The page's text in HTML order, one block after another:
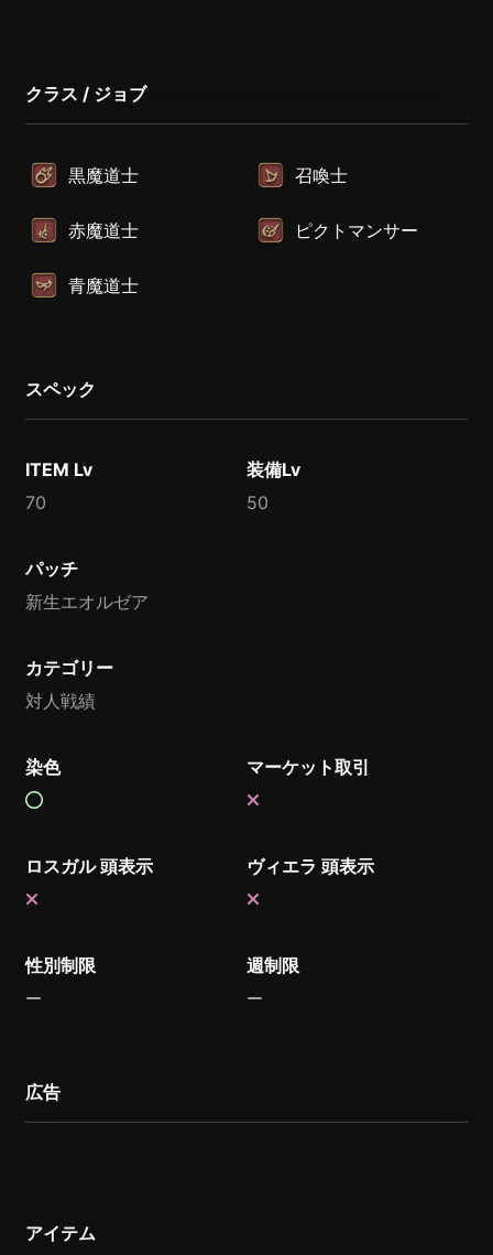
クラス / ジョブ
黒魔道士 召喚士
赤魔道士 ピクトマンサー
青魔道士
スペック
ITEM Lv
70
装備Lv
50
パッチ
新生エオルゼア
カテゴリー
対人戦績
染色 マーケット取引
ロスガル 頭表示 ヴィエラ 頭表示
性別制限 週制限
広告
アイテム